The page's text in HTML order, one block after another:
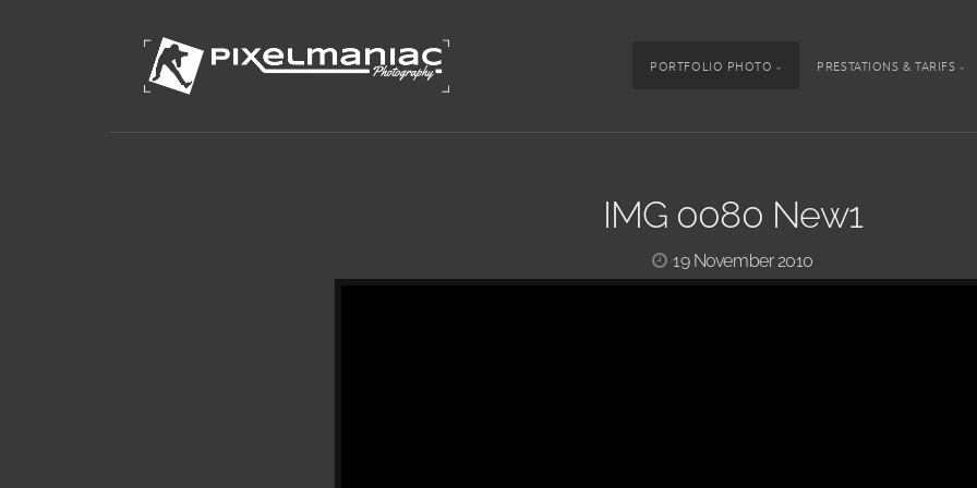
PORTFOLIO PHOTO PRESTATIONS & TARIFS
IMG 0080 New1
19 November 2010